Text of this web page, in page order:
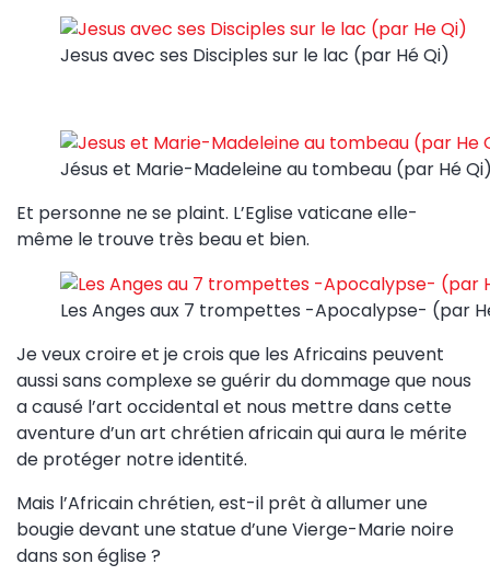
Jesus avec ses Disciples sur le lac (par Hé Qi)
Jésus et Marie-Madeleine au tombeau (par Hé
Et personne ne se plaint. L’Eglise vaticane elle-
même le trouve très beau et bien.
Les Anges aux 7 trompettes -Apocalypse- (par
Je veux croire et je crois que les Africains peuvent
aussi sans complexe se guérir du dommage que nous
a causé l’art occidental et nous mettre dans cette
aventure d’un art chrétien africain qui aura le mérite
de protéger notre identité.
Mais l’Africain chrétien, est-il prêt à allumer une
bougie devant une statue d’une Vierge-Marie noire
dans son église ?